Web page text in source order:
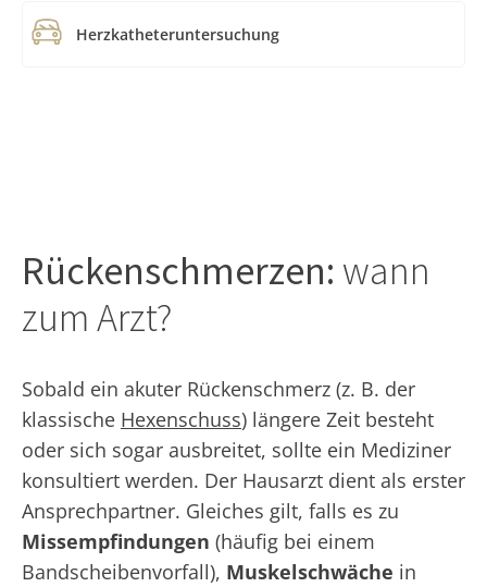
Herzkatheteruntersuchung
Rückenschmerzen: wann
zum Arzt?
Sobald ein akuter Rückenschmerz (z. B. der
klassische Hexenschuss) längere Zeit besteht
oder sich sogar ausbreitet, sollte ein Mediziner
konsultiert werden. Der Hausarzt dient als erster
Ansprechpartner. Gleiches gilt, falls es zu
Missempfindungen (häufig bei einem
Bandscheibenvorfall), Muskelschwäche in